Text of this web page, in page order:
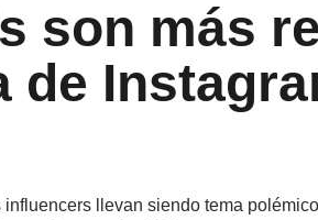
son más
de
influencers llevan siendo tema